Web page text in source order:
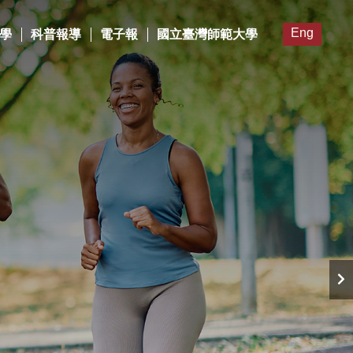
科普報導 電子報 國立臺灣師範大學 Eng